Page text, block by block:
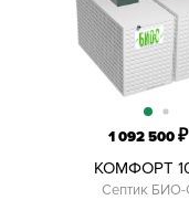
1 092 500₽
КОМФОРТ
Септик БИО-